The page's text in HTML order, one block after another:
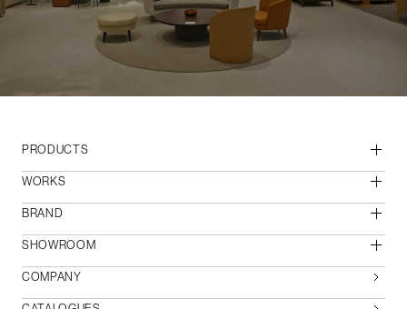
PRODUCTS
WORKS
BRAND
SHOWROOM
COMPANY